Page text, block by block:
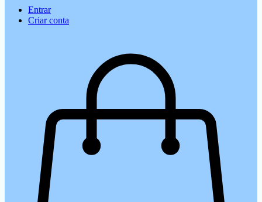
Entrar
Criar conta